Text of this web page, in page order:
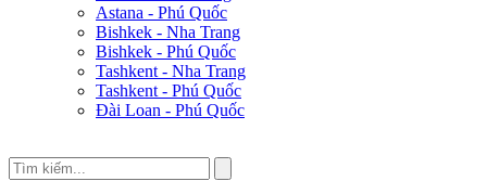
Astana - Phú Quốc
Bishkek - Nha Trang
Bishkek - Phú Quốc
Tashkent - Nha Trang
Tashkent - Phú Quốc
Đài Loan - Phú Quốc